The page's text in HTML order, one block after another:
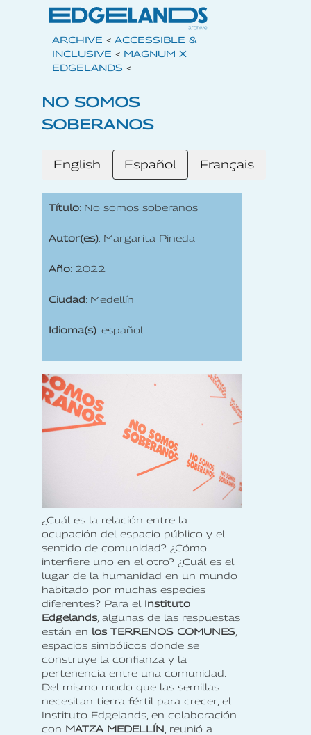
ARCHIVE < ACCESSIBLE &
INCLUSIVE < MAGNUM X
EDGELANDS <
NO SOMOS
SOBERANOS
English Español Français
Título: No somos soberanos
Autor(es): Margarita Pineda
Año: 2022
Ciudad: Medellín
Idioma(s): español
¿Cuál es la relación entre la
ocupación del espacio público y el
sentido de comunidad? ¿Cómo
interfiere uno en el otro? ¿Cuál es el
lugar de la humanidad en un mundo
habitado por muchas especies
diferentes? Para el Instituto
Edgelands, algunas de las respuestas
están en los TERRENOS COMUNES
espacios simbólicos donde se
construye la confianza y la
pertenencia entre una comunidad.
Del mismo modo que las semillas
necesitan tierra fértil para crecer, el
Instituto Edgelands, en colaboración
con MATZA MEDELLÍN , reunió a